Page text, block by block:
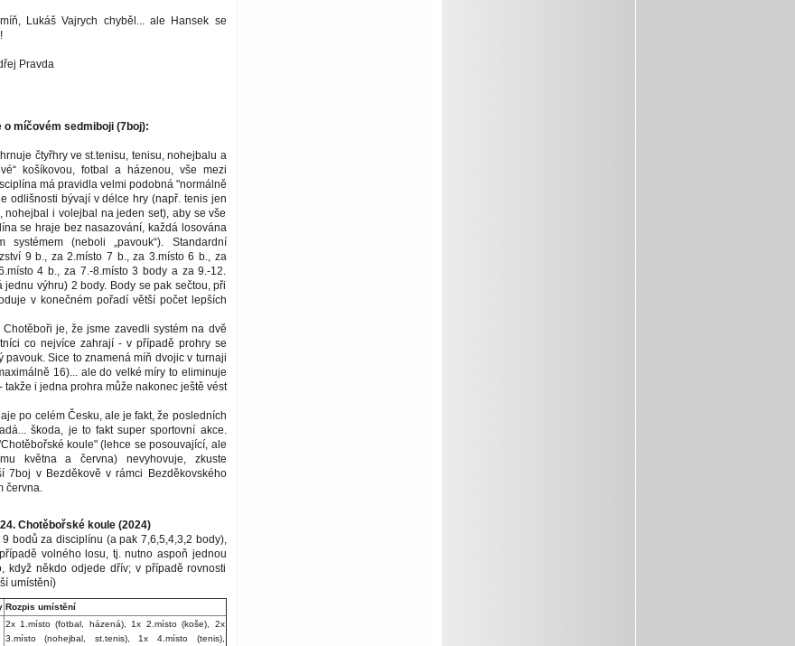
Lukáš Vajrych chyběl... ale Hansek se
Pravda
o míčovém sedmiboji (7boj):
čtyřhry ve st.tenisu, tenisu, nohejbalu a
košíkovou, fotbal a házenou, vše mezi
má pravidla velmi podobná "normálně
odlišnosti bývají v délce hry (např. tenis jen
nohejbal i volejbal na jeden set), aby se vše
se hraje bez nasazování, každá losována
systémem (neboli „pavouk“). Standardní
9 b., za 2.místo 7 b., za 3.místo 6 b., za
4 b., za 7.-8.místo 3 body a za 9.-12.
jednu výhru) 2 body. Body se pak sečtou, při
v konečném pořadí větší počet lepších
je, že jsme zavedli systém na dvě
co nejvíce zahrají - v případě prohry se
pavouk. Sice to znamená míň dvojic v turnaji
16)... ale do velké míry to eliminuje
takže i jedna prohra může nakonec ještě vést
po celém Česku, ale je fakt, že posledních
škoda, je to fakt super sportovní akce.
koule" (lehce se posouvající, ale
května a června) nevyhovuje, zkuste
7boj v Bezděkově v rámci Bezděkovského
června.
Chotěbořské koule (2024)
9 bodů za disciplínu (a pak 7,6,5,4,3,2 body),
volného losu, tj. nutno aspoň jednou
když někdo odjede dřív; v případě rovnosti
umístění)
Rozpis umístění
2x 1.místo (fotbal, házená), 1x 2.místo (koše), 2x
3.místo (nohejbal, st.tenis), 1x 4.místo (tenis),